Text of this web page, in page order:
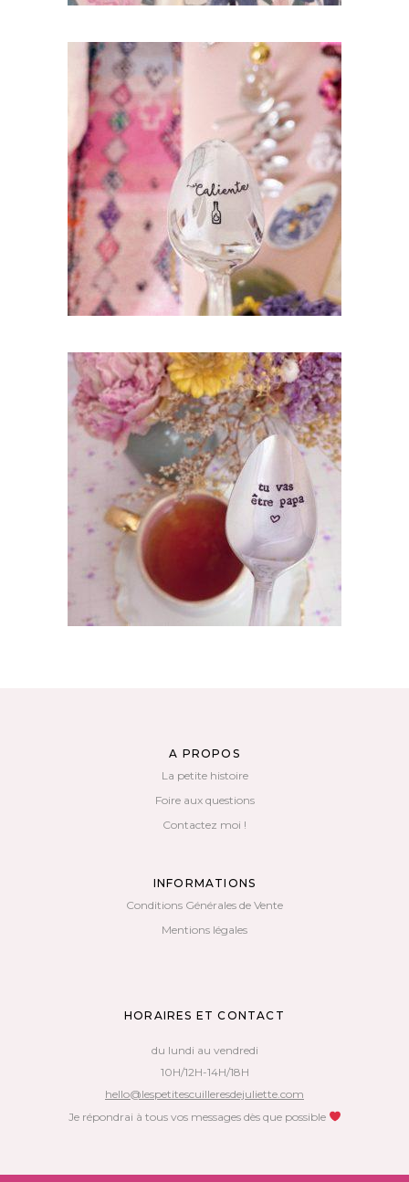
CHOOSE – CUILLÈRE À DESSERT GRAVÉE
VINTAGE : CALIENTE
35,00
AJOUTER AU PANIER
CUILLÈRE À DESSERT GRAVÉE VINTAGE :
TU VAS ÊTRE PAPA ♥
35,00€
AJOUTER AU PANIER
A PROPOS
La petite histoire
Foire aux questions
Contactez moi !
INFORMATIONS
Conditions Générales de Vente
Mentions légales
HORAIRES ET CONTACT
du lundi au vendredi
10H/12H-14H/18H
hello@lespetitescuilleresdejuliette.com
Je répondrai à tous vos messages dès que possible